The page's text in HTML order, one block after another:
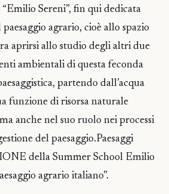
“Emilio Sereni”, fin qui dedicata
agrario, cioè allo spazio
aprirsi allo studio degli altri due
ambientali di questa feconda
partendo dall’acqua
funzione di risorsa naturale
anche nel suo ruolo nei processi
del paesaggio.Paesaggi
della Summer School Emilio
agrario italiano”.